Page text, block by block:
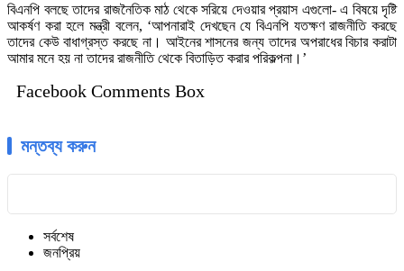
বিএনপি বলছে তাদের রাজনৈতিক মাঠ থেকে সরিয়ে দেওয়ার প্রয়াস এগুলো- এ বিষয়ে দৃষ্টি
আকর্ষণ করা হলে মন্ত্রী বলেন, ‘আপনারাই দেখছেন যে বিএনপি যতক্ষণ রাজনীতি করছে
তাদের কেউ বাধাগ্রস্ত করছে না। আইনের শাসনের জন্য তাদের অপরাধের বিচার করাটা
আমার মনে হয় না তাদের রাজনীতি থেকে বিতাড়িত করার পরিকল্পনা।’
Facebook Comments Box
মন্তব্য করুন
সর্বশেষ
জনপ্রিয়